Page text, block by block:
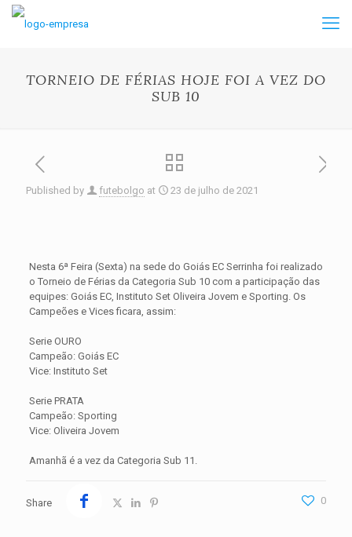
TORNEIO DE FÉRIAS HOJE FOI A VEZ DO
SUB 10
Published by futebolgo at 23 de julho de 2021
Nesta 6ª Feira (Sexta) na sede do GoiásEC Serrinha foi realizado
o Torneio de Férias da Categoria Sub 10 com a participação das
equipes: Goiás EC, Instituto Set Oliveira Jovem e Sporting. Os
Campeões e Vices ficara, assim:
Serie OURO
Campeão: Goiás EC
Vice: Instituto Set
Serie PRATA
Campeão: Sporting
Vice: Oliveira Jovem
Amanhã é a vez da Categoria Sub 11.
Share 0